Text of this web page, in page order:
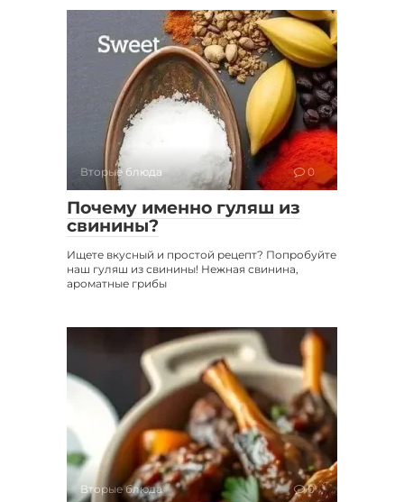
Вторые блюда 0
Почему именно гуляш из
свинины?
Ищете вкусный и простой рецепт? Попробуйте
наш гуляш из свинины! Нежная свинина,
ароматные грибы
Вторые блюда 0